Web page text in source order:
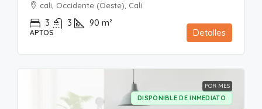
cali, Occidente (Oeste), Cali
3 3 90 m²
APTOS Detalles
POR MES
DISPONIBLE DE INMEDIATO